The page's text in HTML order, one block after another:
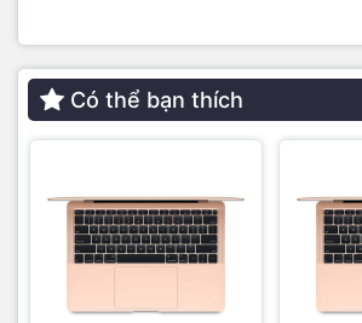
Sạc MacBook Pro 15 inch 2010 Apple
chính hãng Apple – An toàn, tiện lợi,
máy tính tối đa.
⭐ Đánh giá khách hàng
Maps
Có thể bạn thích